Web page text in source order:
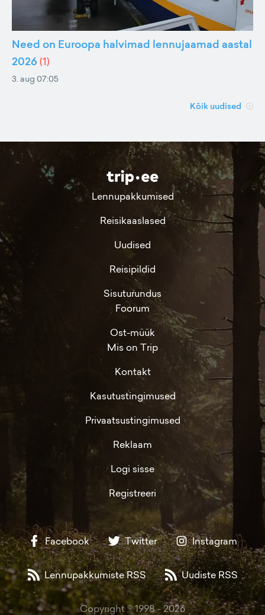
Need on Euroopa halvimad lennujaamad aastal
2026 (1)
3. aug 07:05
Kõik uudised
Lennupakkumised
Reisikaaslased
Uudised
Reisipildid
Sisuturundus
Foorum
Ost-müük
Mis on Trip
Kontakt
Kasutustingimused
Privaatsustingimused
Reklaam
Logi sisse
Registreeri
Facebook Twitter Instagram
Lennupakkumiste RSS Uudiste RSS
Copyright © 1998 -2026